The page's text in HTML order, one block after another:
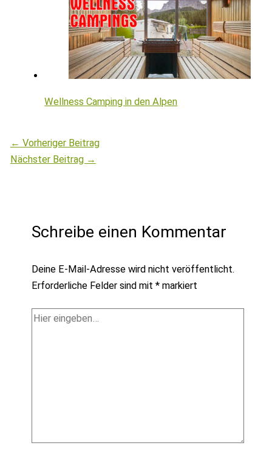
Wellness Camping in den Alpen
← Vorheriger Beitrag
Nächster Beitrag →
Schreibe einen Kommentar
Deine E-Mail-Adresse wird nicht veröffentlicht.
Erforderliche Felder sind mit *markiert
Hier